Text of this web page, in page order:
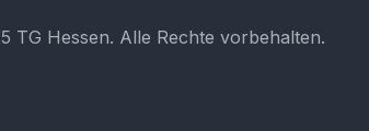
TG Hessen. Alle Rechte vorbehalten.